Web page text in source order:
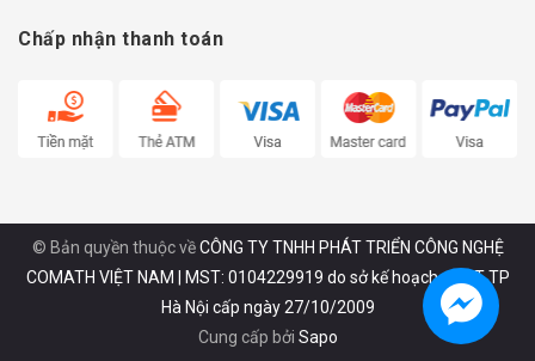
Chấp nhận thanh toán
© Bản quyền thuộc vềCÔNG TY TNHH PHÁT TRIỂN CÔNG NGHỆ
COMATH VIỆT NAM | MST: 0104229919 do sở kế hoạch và ĐT TP
Hà Nội cấp ngày 27/10/2009
Cung cấp bởi Sapo